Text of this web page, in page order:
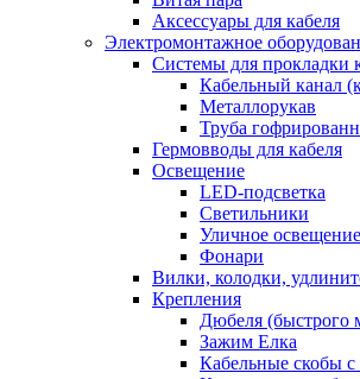
Аксессуары для кабеля
Электромонтажное
Системы для прокладки
Кабельный канал
Металлорукав
Труба
Гермовводы для кабеля
Освещение
LED-подсветка
Светильники
Уличное освещение
Фонари
Вилки, колодки,
Крепления
Дюбеля (быстрого
Зажим Елка
Кабельные скобы с